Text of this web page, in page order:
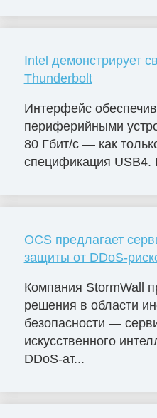
Intel демонстрирует
Thunderbolt
Интерфейс
периферийными
80 Гбит/с — как
спецификация USB4.
OCS предлагает
защиты от DDoS-
Компания StormWall
решения в области
безопасности —
искусственного
DDoS-ат...